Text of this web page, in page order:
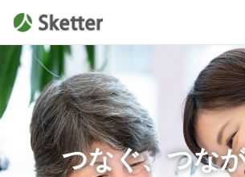
つなぐ、つな